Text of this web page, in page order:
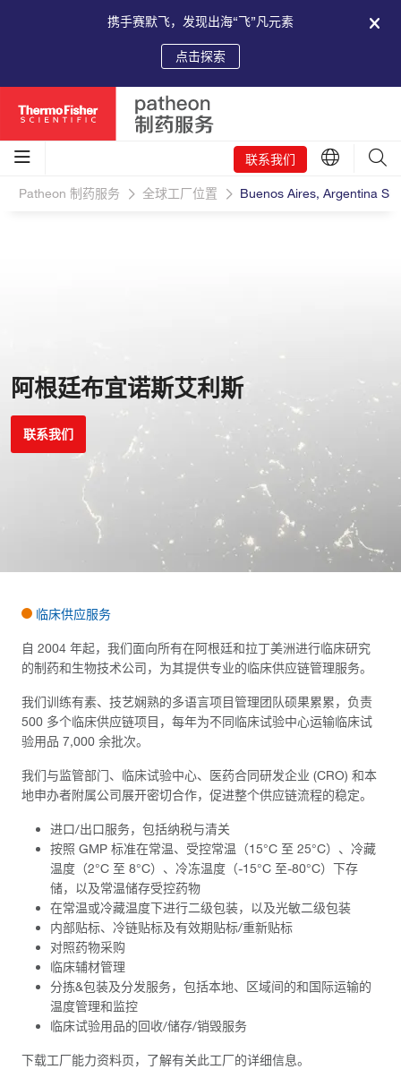
携手赛默飞，发现出海“飞”凡元素
点击探索
联系我们
Patheon 制药服务 全球工厂位置 Buenos Aires, Argentina
阿根廷布宜诺斯艾利斯
联系我们
临床供应服务
自 2004 年起，我们面向所有在阿根廷和拉丁美洲进行临床研究
的制药和生物技术公司，为其提供专业的临床供应链管理服务。
我们训练有素、技艺娴熟的多语言项目管理团队硕果累累，负责
500 多个临床供应链项目，每年为不同临床试验中心运输临床试
验用品 7,000 余批次。
我们与监管部门、临床试验中心、医药合同研发企业 (CRO) 和本
地申办者附属公司展开密切合作，促进整个供应链流程的稳定。
进口/出口服务，包括纳税与清关
按照 GMP 标准在常温、受控常温（15°C 至 25°C）、冷藏
温度（2°C 至 8°C）、冷冻温度（-15°C 至-80°C）下存
储，以及常温储存受控药物
在常温或冷藏温度下进行二级包装，以及光敏二级包装
内部贴标、冷链贴标及有效期贴标/重新贴标
对照药物采购
临床辅材管理
分拣&包装及分发服务，包括本地、区域间的和国际运输的
温度管理和监控
临床试验用品的回收/储存/销毁服务
下载工厂能力资料页，了解有关此工厂的详细信息。